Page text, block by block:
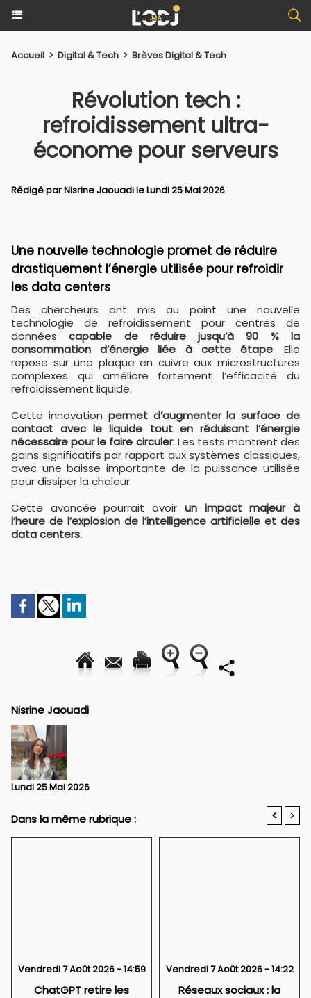
Accueil > Digital & Tech > Brèves Digital & Tech
Révolution tech :
refroidissement ultra-
économe pour serveurs
Rédigé parNisrine Jaouadile Lundi 25 Mai 2026
Une nouvelle technologie promet de réduire
drastiquement l’énergie utilisée pour refroidir
les data centers
Des chercheurs ont mis au point une nouvelle
technologie de refroidissement pour centres de
donnéescapable de réduire jusqu’à 90 % la
consommation d’énergie liée à cette étape. Elle
repose sur une plaque en cuivre aux microstructures
complexes qui améliore fortement l’efficacité du
refroidissement liquide.
Cette innovation permet d’augmenter la surface de
contact avec le liquide tout en réduisant l’énergie
nécessaire pour le faire circuler. Les tests montrent des
gains significatifs par rapport aux systèmes classiques,
avec une baisse importante de la puissance utilisée
pour dissiper la chaleur.
Cette avancée pourrait avoir un impact majeur à
l’heure de l’explosion de l’intelligence artificielle et des
data centers.
Nisrine Jaouadi
Lundi 25 Mai 2026
Dans la même rubrique : < >
Vendredi 7 Août 2026 - 14:59
ChatGPT retire les
Vendredi 7 Août 2026 - 14:22
Réseaux sociaux : la